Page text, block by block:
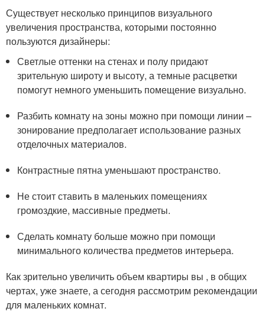
Существует несколько принципов визуального
увеличения пространства, которыми постоянно
пользуются дизайнеры:
Светлые оттенки на стенах и полу придают
зрительную широту и высоту, а темные расцветки
помогут немного уменьшить помещение визуально.
Разбить комнату на зоны можно при помощи линии –
зонирование предполагает использование разных
отделочных материалов.
Контрастные пятна уменьшают пространство.
Не стоит ставить в маленьких помещениях
громоздкие, массивные предметы.
Сделать комнату больше можно при помощи
минимального количества предметов интерьера.
Как зрительно увеличить объем квартиры вы , в общих
чертах, уже знаете, а сегодня рассмотрим рекомендации
для маленьких комнат.